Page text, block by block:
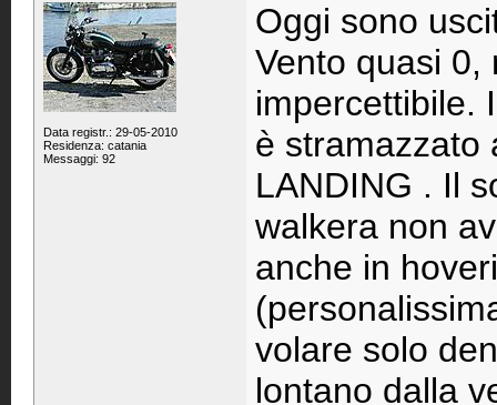
Data registr.: 29-05-2010
Residenza: catania
Messaggi: 92
Oggi sono
Vento quasi 0,
impercettibile.
è stramazzato
LANDING . Il
walkera non
anche in
volare solo
lontano dalla